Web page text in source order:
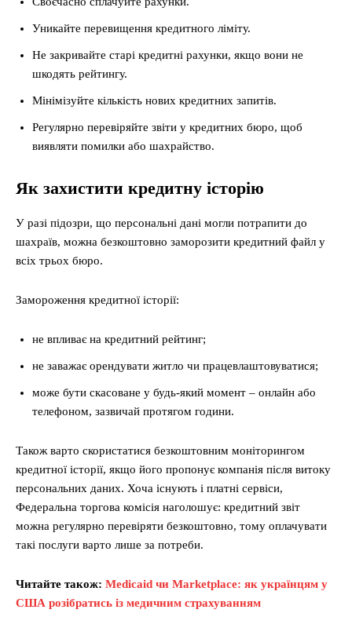
Уникайте перевищення кредитного ліміту.
Не закривайте старі кредитні рахунки, якщо вони не
шкодять рейтингу.
Мінімізуйте кількість нових кредитних запитів.
Регулярно перевіряйте звіти у кредитних бюро, щоб
виявляти помилки або шахрайство.
Як захистити кредитну історію
У разі підозри, що персональні дані могли потрапити до
шахраїв, можна безкоштовно заморозити кредитний файл у
всіх трьох бюро.
Замороження кредитної історії:
не впливає на кредитний рейтинг;
не заважає орендувати житло чи працевлаштовуватися;
може бути скасоване у будь-який момент – онлайн або
телефоном, зазвичай протягом години.
Також варто скористатися безкоштовним моніторингом
кредитної історії, якщо його пропонує компанія після витоку
персональних даних. Хоча існують і платні сервіси,
Федеральна торгова комісія наголошує: кредитний звіт
можна регулярно перевіряти безкоштовно, тому оплачувати
такі послуги варто лише за потреби.
Читайте також: Medicaid чи Marketplace: як українцям у
США розібратись із медичним страхуванням